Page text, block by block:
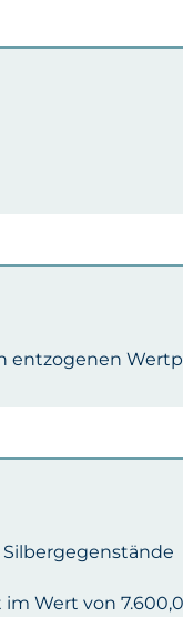
entzogenen
Wert von